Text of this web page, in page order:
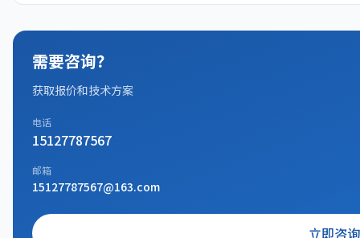
需要咨询？
获取报价和技术方案
电话
15127787567
邮箱
15127787567@163.com
立即咨询